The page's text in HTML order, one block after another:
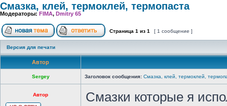
Смазка, клей, термоклей, термопаста
Модераторы: FIMA, Dmitry 65
Страница 1 из 1 [ 1 сообщение ]
Версия для печати
Автор
Sergey Заголовок сообщения: Смазка, клей, термоклей,
Автор
Смазки которые я